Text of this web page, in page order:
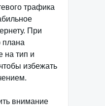
трафика
При
плана
на тип и
избежать
внимание